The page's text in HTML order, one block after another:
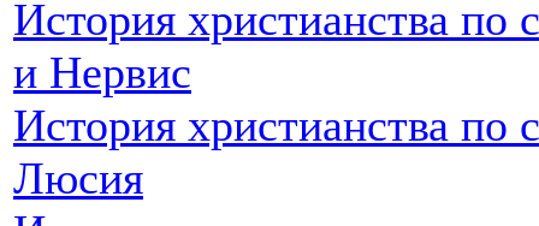
История христианства
и Нервис
История христианства по
Люсия